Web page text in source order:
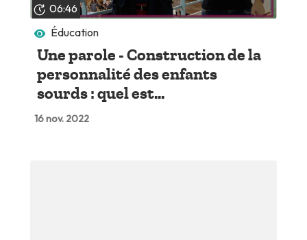
06:46
Éducation
Une parole - Construction de la
personnalité des enfants
sourds : quel est...
16 nov. 2022